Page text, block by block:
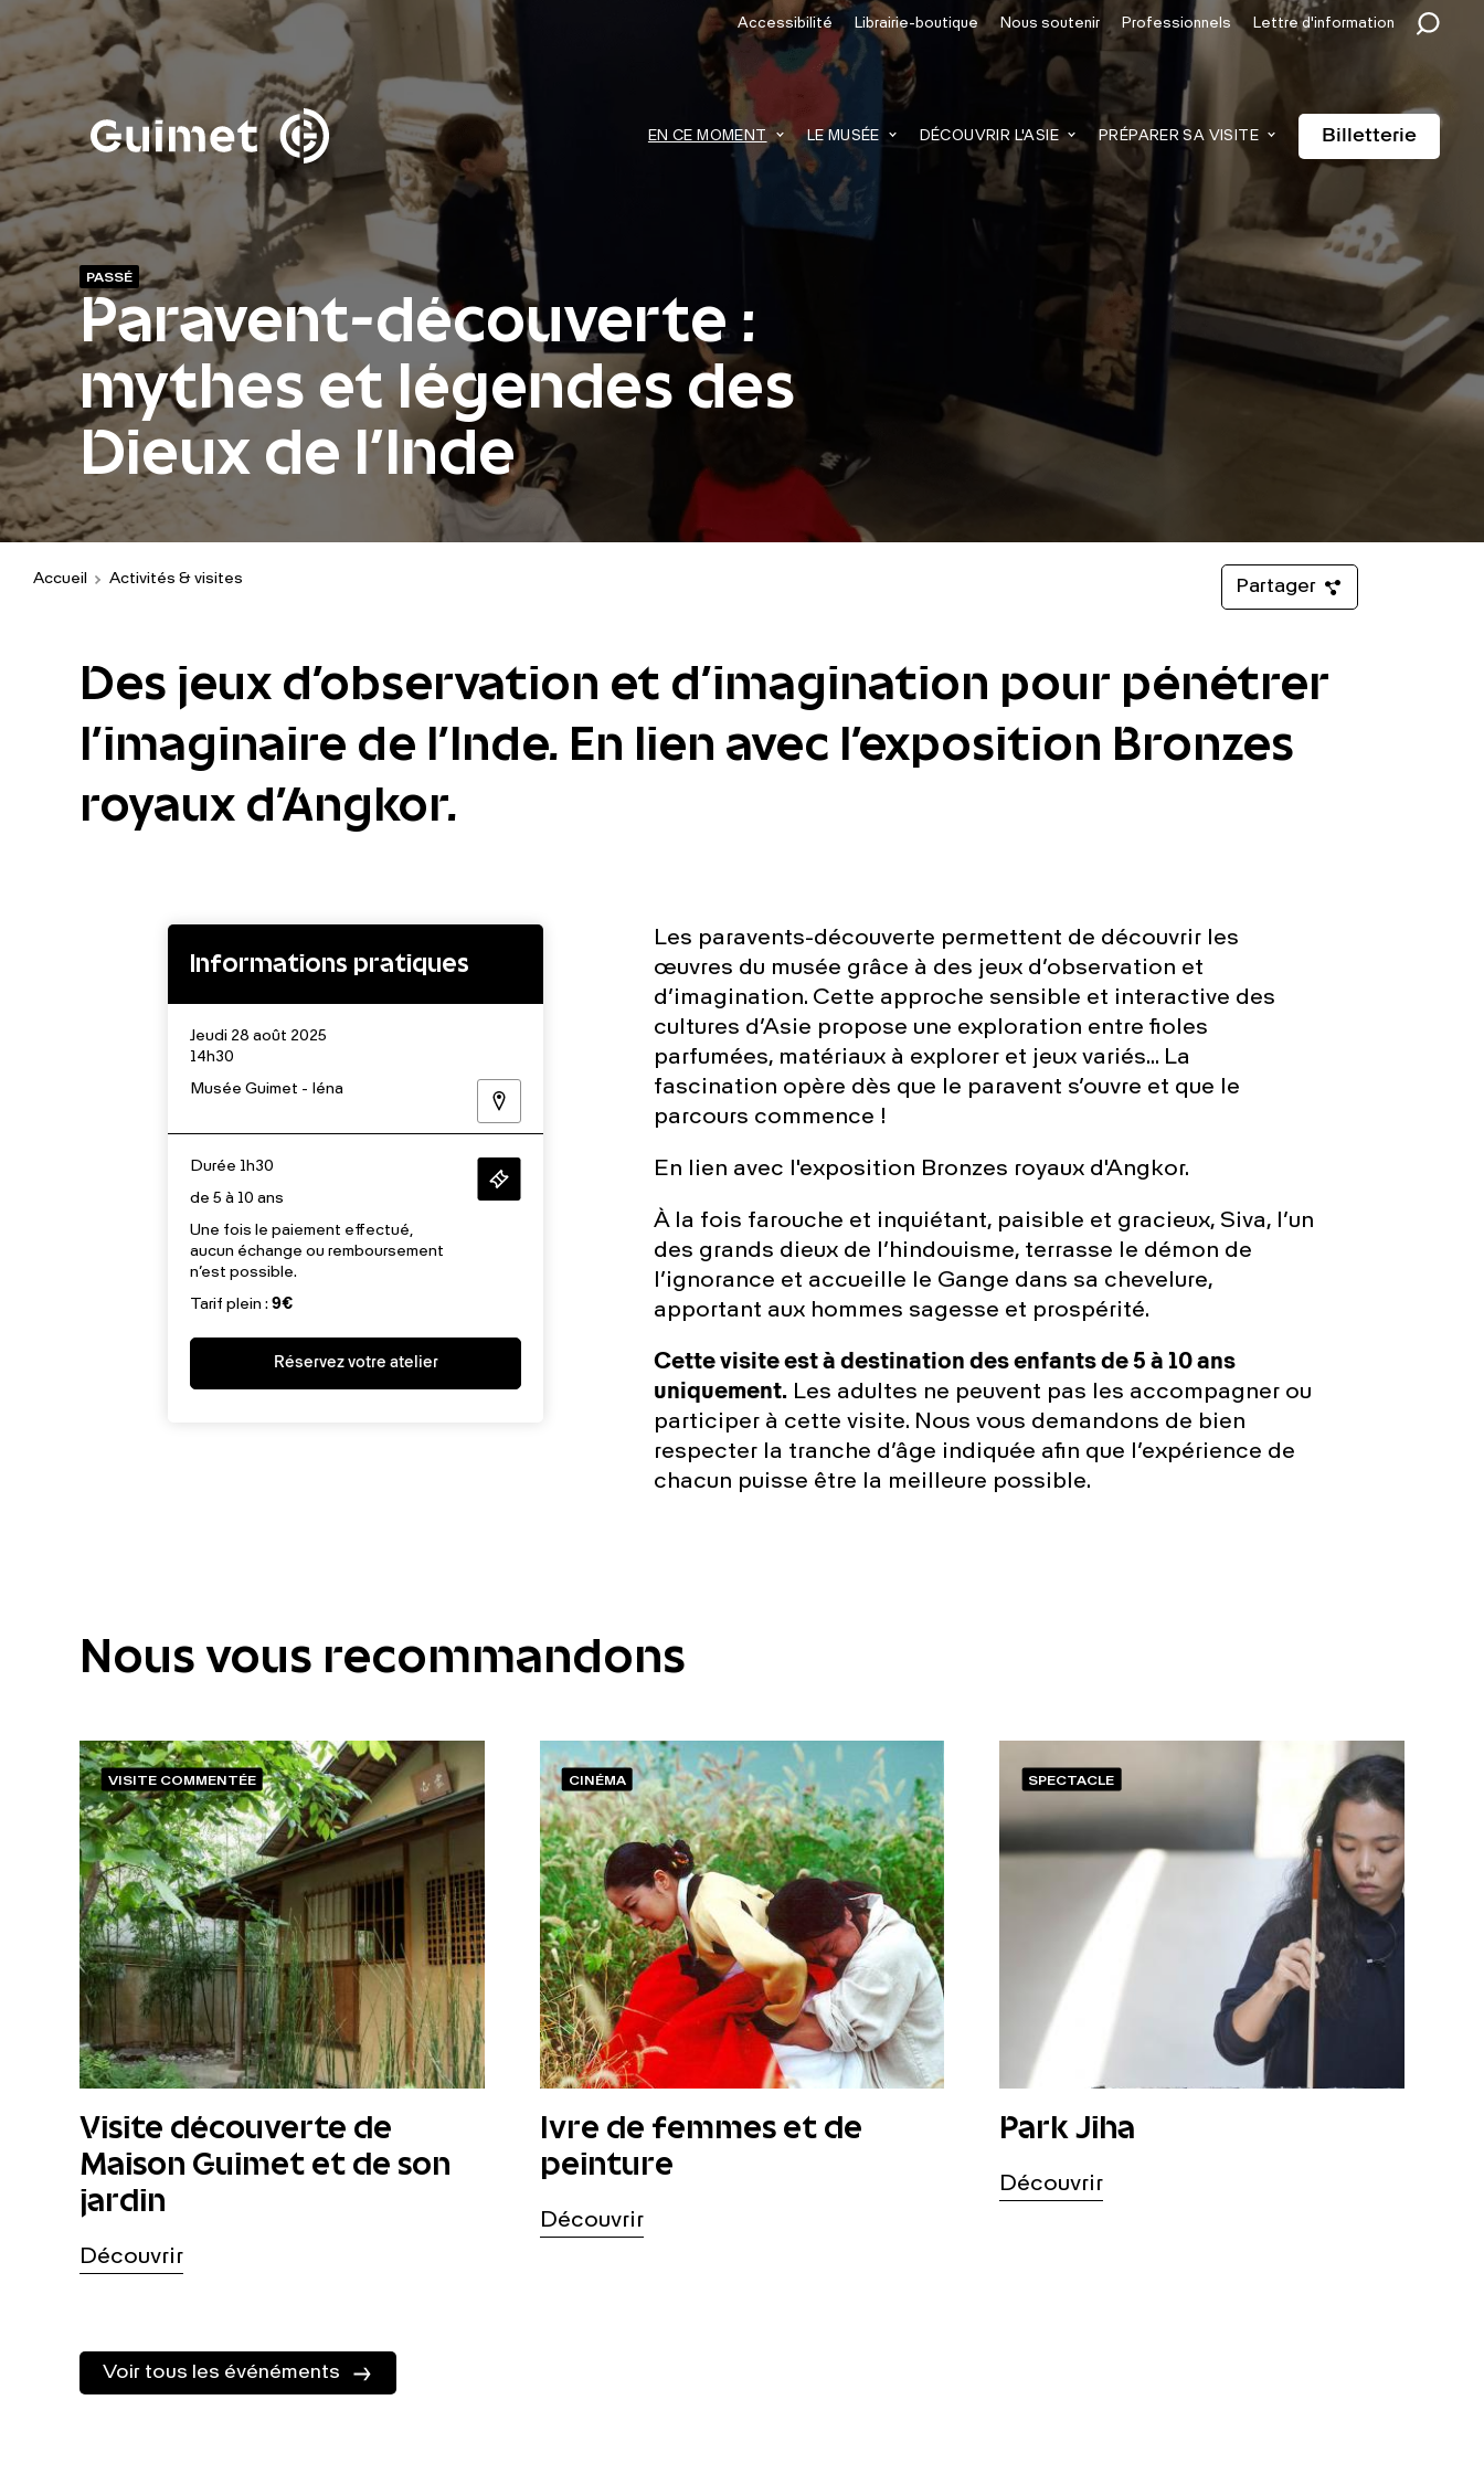
Fermer la modale de recherche
EN CE MOMENT LE MUSÉE DÉCOUVRIR L'ASIE PRÉPARER SA VISITE Billetterie
Accessibilité Librairie-boutique Nous soutenir Professionnels Lettre d'information
PASSÉ
Paravent-découverte :
mythes et légendes des
Dieux de l'Inde
Accueil Activités & visites Partager
Des jeux d’observation et d’imagination pour pénétrer
l’imaginaire de l’Inde. En lien avec l'exposition Bronzes
royaux d'Angkor.
Informations pratiques
Jeudi 28 août 2025
14h30
Musée Guimet - Iéna
Durée 1h30
de 5 à 10 ans
Une fois le paiement effectué,
aucun échange ou remboursement
n’est possible.
Tarif plein : 9€
Réservez votre atelier
Les paravents-découverte permettent de découvrir les
œuvres du musée grâce à des jeux d’observation et
d’imagination. Cette approche sensible et interactive des
cultures d’Asie propose une exploration entre fioles
parfumées, matériaux à explorer et jeux variés… La
fascination opère dès que le paravent s’ouvre et que le
parcours commence !
En lien avec l'exposition Bronzes royaux d'Angkor.
À la fois farouche et inquiétant, paisible et gracieux, Siva, l’un
des grands dieux de l’hindouisme, terrasse le démon de
l’ignorance et accueille le Gange dans sa chevelure,
apportant aux hommes sagesse et prospérité.
Cette visite est à destination des enfants de 5 à 10 ans
uniquement. Les adultes ne peuvent pas les accompagner ou
participer à cette visite. Nous vous demandons de bien
respecter la tranche d’âge indiquée afin que l’expérience de
chacun puisse être la meilleure possible.
Nous vous recommandons
VISITE COMMENTÉE
Visite découverte de
Maison Guimet et de son
jardin
Découvrir
CINÉMA
Ivre de femmes et de
peinture
Découvrir
SPECTACLE
Park Jiha
Découvrir
Voir tous les événéments
Panneau de gestion des cookies